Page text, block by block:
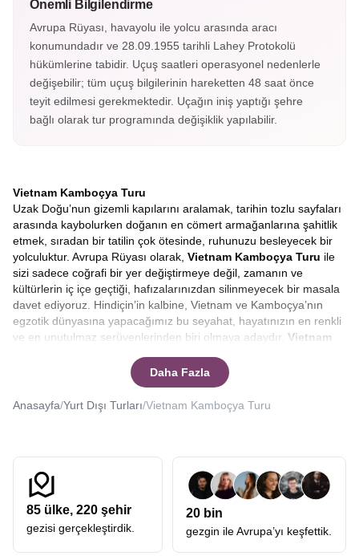
Önemli Bilgilendirme
Avrupa Rüyası, havayolu ile yolcu arasında aracı
konumundadır ve 28.09.1955 tarihli Lahey Protokolü
hükümlerine tabidir. Uçuş saatleri operasyonel nedenlerle
değişebilir; tüm uçuş bilgilerinin hareketten 48 saat önce
teyit edilmesi gerekmektedir. Uçağın iniş yaptığı şehre
bağlı olarak tur programında değişiklik yapılabilir.
Vietnam Kamboçya Turu
Uzak Doğu’nun gizemli kapılarını aralamak, tarihin tozlu sayfaları
arasında kaybolurken doğanın en cömert armağanlarına şahitlik
etmek, sıradan bir tatilin çok ötesinde, ruhunuzu besleyecek bir
yolculuktur. Avrupa Rüyası olarak, Vietnam Kamboçya Turu ile
sizi sadece coğrafi bir yer değiştirmeye değil, zamanın ve
kültürlerin iç içe geçtiği, hafızalarınızdan silinmeyecek bir masala
davet ediyoruz. Hindiçin’in kalbine, Vietnam ve Kamboçya’nın
egzotik dünyasına yapacağımız bu seyahat, hayatınızın en renkli
ve en unutulmaz serüvenlerinden biri olmaya adaydır. Vietnam
sitemizde yer alan tur tarihlerini inceleyebilirsiniz.
Asya’nın mistik atmosferini solumak isteyen gezginler için
hazırladığımız bu rota, modern dünyanın kaosundan uzaklaşıp,
yaşayacağınız bir deneyim sizi bekliyor. Uzakdoğu Vietnam ve
Kamboçya
rotamızın tüm detaylarını, size vadettiği eşsiz
güzellikleri ve neden bu yolculuğa çıkmanız gerektiğini edebi bir
dille anlatalım.
Daha Fazla
Anasayfa/Yurt Dışı Turları/Vietnam Kamboçya Turu
85 ülke, 220 şehir
gezisi gerçekleştirdik.
20 bin
gezgin ile Avrupa’yı keşfettik.